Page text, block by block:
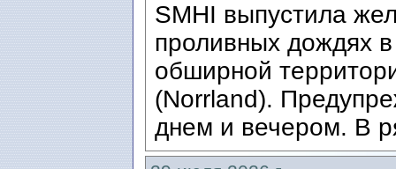
SMHI выпустила
проливных дождях
обширной
(Norrland).
днем ​​и вечером. В